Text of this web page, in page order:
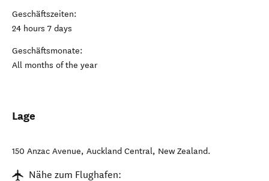
Geschäftszeiten:
24 hours 7 days
Geschäftsmonate:
All months of the year
Lage
150 Anzac Avenue, Auckland Central, New Zealand.
Nähe zum Flughafen: